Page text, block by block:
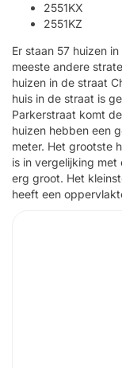
2551KX
2551KZ
Er staan 57 huizen
meeste andere
huizen in de straat
huis in de straat is
Parkerstraat komt
huizen hebben een
meter. Het grootste
is in vergelijking
erg groot. Het
heeft een